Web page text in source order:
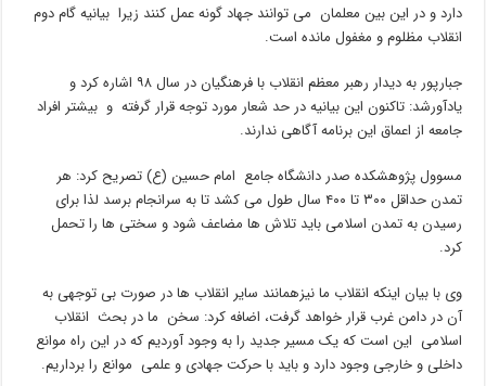
دارد و در این بین معلمان می توانند جهاد گونه عمل کنند زیرا بیانیه گام دوم
انقلاب مظلوم و مغفول مانده است.
جبارپور به دیدار رهبر معظم انقلاب با فرهنگیان در سال ۹۸ اشاره کرد و
یادآورشد: تاکنون این بیانیه در حد شعار مورد توجه قرار گرفته و بیشتر افراد
جامعه از اعماق این برنامه آگاهی ندارند.
مسوول پژوهشکده صدر دانشگاه جامع امام حسین (ع) تصریح کرد: هر
تمدن حداقل ۳۰۰ تا ۴۰۰ سال طول می کشد تا به سرانجام برسد لذا برای
رسیدن به تمدن اسلامی باید تلاش ها مضاعف شود و سختی ها را تحمل
کرد.
وی با بیان اینکه انقلاب ما نیزهمانند سایر انقلاب ها در صورت بی توجهی به
آن در دامن غرب قرار خواهد گرفت، اضافه کرد: سخن ما در بحث انقلاب
اسلامی این است که یک مسیر جدید را به وجود آوردیم که در این راه موانع
داخلی و خارجی وجود دارد و باید با حرکت جهادی و علمی موانع را برداریم.